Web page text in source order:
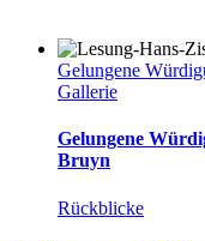
Gelungene
Gallerie
Gelungene
Bruyn
Rückblicke